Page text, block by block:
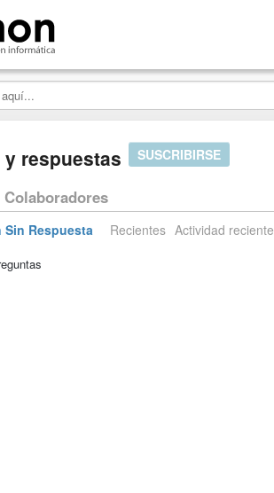
respuestas SUSCRIBIRSE
Colaboradores
Sin Respuesta Recientes Actividad reciente